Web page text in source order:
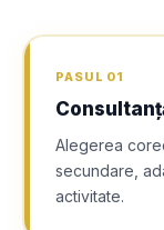
PASUL 01
Alegerea
secundare,
activitate.